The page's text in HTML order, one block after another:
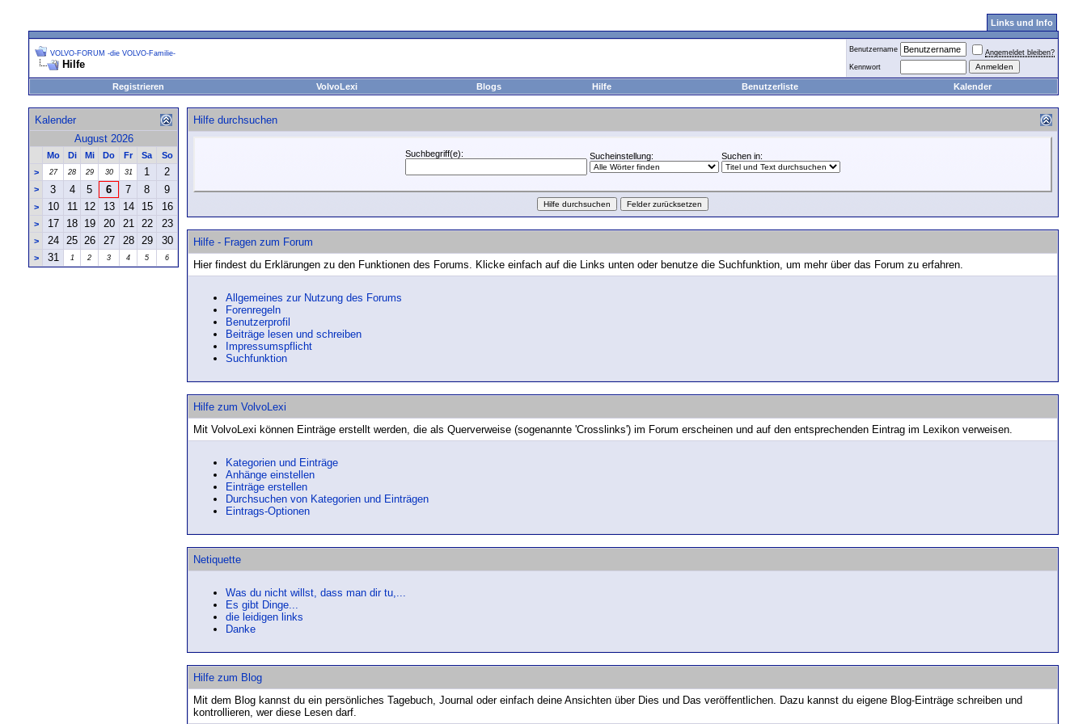
Links und Info
VOLVO-FORUM -die VOLVO-Familie-
Hilfe
Benutzername
Angemeldet bleiben?
Kennwort
Registrieren VolvoLexi Blogs Hilfe Benutzerliste Kalender
Kalender
August 2026
Mo Di Mi Do Fr Sa
So
>
27 28 29 30 31 1 2
> 3 4 5 6 7 8 9
> 10 11 12 13 14 15 16
> 17 18 19 20 21 22 23
> 24 25 26 27 28 29 30
> 31 1 2 3 4 5 6
Hilfe durchsuchen
Suchbegriff(e): Sucheinstellung: Suchen in:
Hilfe - Fragen zum Forum
Hier findest du Erklärungen zu den Funktionen des Forums. Klicke einfach auf die Links unten oder benutze die Suchfunktion, um mehr über das Forum zu erfahren.
Allgemeines zur Nutzung des Forums
Forenregeln
Benutzerprofil
Beiträge lesen und schreiben
Impressumspflicht
Suchfunktion
Hilfe zum VolvoLexi
Mit VolvoLexi können Einträge erstellt werden, die als Querverweise (sogenannte 'Crosslinks') im Forum erscheinen und auf den entsprechenden Eintrag im Lexikon verweisen.
Kategorien und Einträge
Anhänge einstellen
Einträge erstellen
Durchsuchen von Kategorien und Einträgen
Eintrags-Optionen
Netiquette
Was du nicht willst, dass man dir tu,...
Es gibt Dinge...
die leidigen links
Danke
Hilfe zum Blog
Mit dem Blog kannst du ein persönliches Tagebuch, Journal oder einfach deine Ansichten über Dies und Das veröffentlichen. Dazu kannst du eigene Blog-Einträge schreiben und
kontrollieren, wer diese Lesen darf.